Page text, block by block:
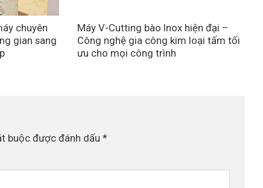
chuyên
gian sang
Máy V-Cutting bào Inox hiện đại –
Công nghệ gia công kim loại tấm tối
ưu cho mọi công trình
buộc được đánh dấu *